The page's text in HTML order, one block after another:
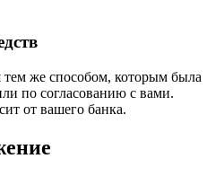
тем же способом, которым была
по согласованию с вами.
от вашего банка.